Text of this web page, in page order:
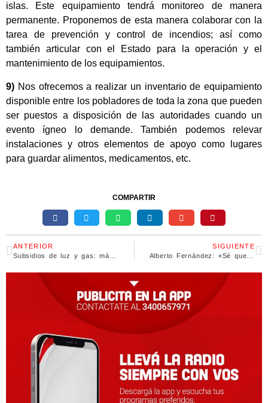
islas. Este equipamiento tendrá monitoreo de manera
permanente. Proponemos de esta manera colaborar con la
tarea de prevención y control de incendios; así como
también articular con el Estado para la operación y el
mantenimiento de los equipamientos.
9) Nos ofrecemos a realizar un inventario de equipamiento
disponible entre los pobladores de toda la zona que pueden
ser puestos a disposición de las autoridades cuando un
evento ígneo lo demande. También podemos relevar
instalaciones y otros elementos de apoyo como lugares
para guardar alimentos, medicamentos, etc.
COMPARTIR
ANTERIOR
Subsidios de luz y gas: más de 600 mil personas ya se inscribieron en el registro
SIGUIENTE
Alberto Fernández: «Sé que tenemos que ajustar las cuentas pero no se hará a costa de la obra pública»